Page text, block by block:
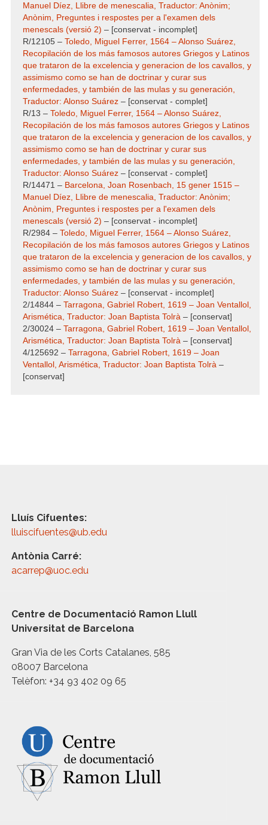
Manuel Díez, Llibre de menescalia, Traductor: Anònim;
Anònim, Preguntes i respostes per a l'examen dels
menescals (versió 2) – [conservat - incomplet]
R/12105 – Toledo, Miguel Ferrer, 1564 – Alonso Suárez,
Recopilación de los más famosos autores Griegos y Latinos
que trataron de la excelencia y generacion de los cavallos, y
assimismo como se han de doctrinar y curar sus
enfermedades, y también de las mulas y su generación,
Traductor: Alonso Suárez – [conservat - complet]
R/13 – Toledo, Miguel Ferrer, 1564 – Alonso Suárez,
Recopilación de los más famosos autores Griegos y Latinos
que trataron de la excelencia y generacion de los cavallos, y
assimismo como se han de doctrinar y curar sus
enfermedades, y también de las mulas y su generación,
Traductor: Alonso Suárez – [conservat - complet]
R/14471 – Barcelona, Joan Rosenbach, 15 gener 1515 –
Manuel Díez, Llibre de menescalia, Traductor: Anònim;
Anònim, Preguntes i respostes per a l'examen dels
menescals (versió 2) – [conservat - incomplet]
R/2984 – Toledo, Miguel Ferrer, 1564 – Alonso Suárez,
Recopilación de los más famosos autores Griegos y Latinos
que trataron de la excelencia y generacion de los cavallos, y
assimismo como se han de doctrinar y curar sus
enfermedades, y también de las mulas y su generación,
Traductor: Alonso Suárez – [conservat - incomplet]
2/14844 – Tarragona, Gabriel Robert, 1619 – Joan Ventallol,
Arismética, Traductor: Joan Baptista Tolrà – [conservat]
2/30024 – Tarragona, Gabriel Robert, 1619 – Joan Ventallol,
Arismética, Traductor: Joan Baptista Tolrà – [conservat]
4/125692 – Tarragona, Gabriel Robert, 1619 – Joan
Ventallol, Arismética, Traductor: Joan Baptista Tolrà –
[conservat]
Lluís Cifuentes:
lluiscifuentes@ub.edu
Antònia Carré:
acarrep@uoc.edu
Centre de Documentació Ramon Llull
Universitat de Barcelona
Gran Via de les Corts Catalanes, 585
08007 Barcelona
Telèfon: +34 93 402 09 65